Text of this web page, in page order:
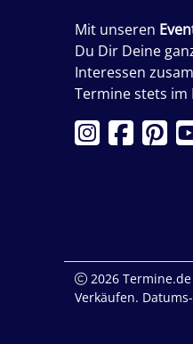
Mit unseren
Du Dir Deine
Interessen
Termine stets im
2026
Verkäufen.